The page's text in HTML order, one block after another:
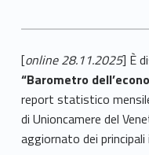
[online 28.11.2025] È
“Barometro
report statistico
di Unioncamere del
aggiornato dei